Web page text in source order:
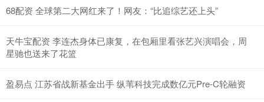
68配资 全球第二大网红来了！网友：“比追综艺还上头”
天牛宝配资 李连杰身体已康复，在包厢里看张艺兴演唱会，周
星驰也送来了花篮
盈易点 江苏省战新基金出手 纵苇科技完成数亿元Pre-C轮融资